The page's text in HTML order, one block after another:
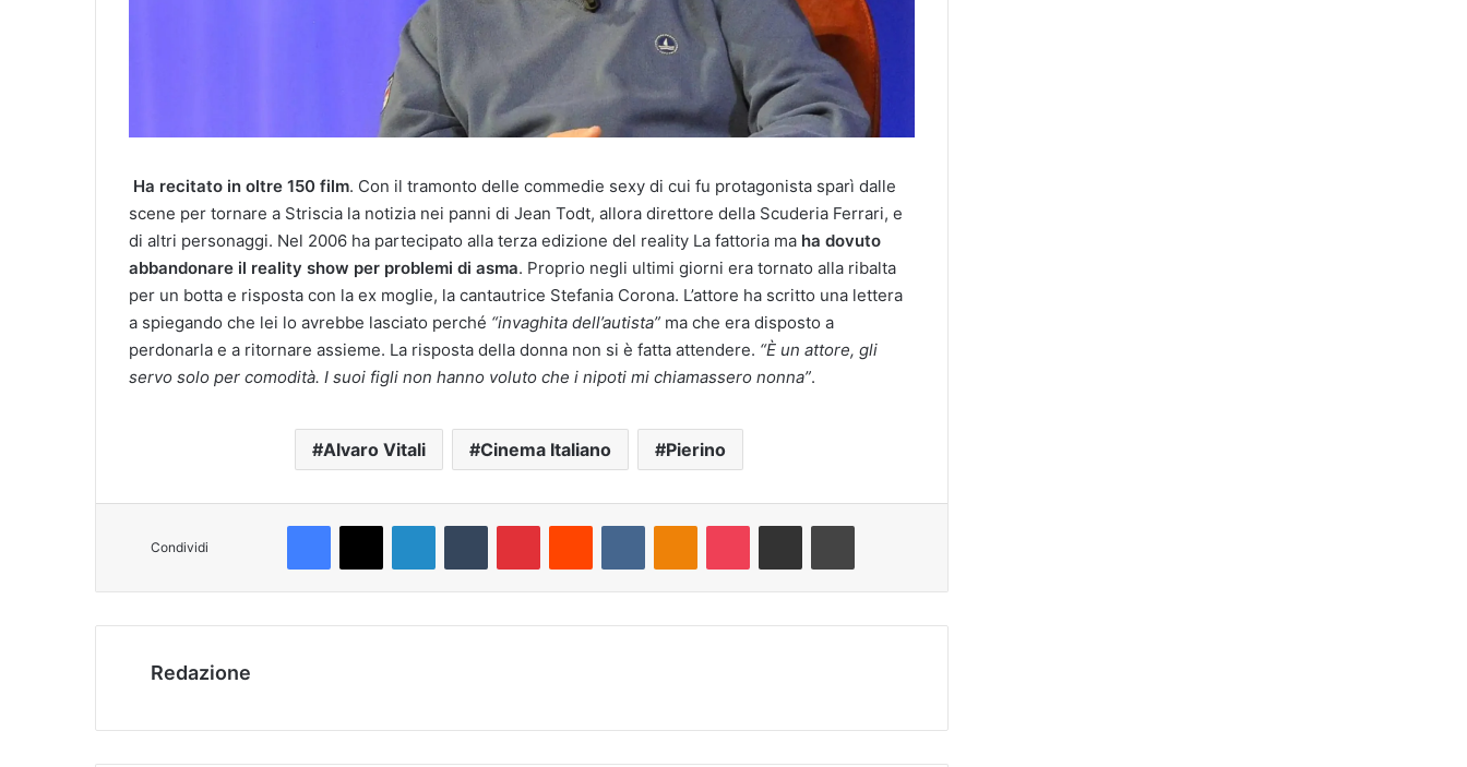
Ha recitato in oltre 150 film. Con il tramonto delle commedie sexy di cui fu protagonista sparì dalle
scene per tornare a Striscia la notizia nei panni di Jean Todt, allora direttore della Scuderia Ferrari, e
di altri personaggi. Nel 2006 ha partecipato alla terza edizione del reality La fattoria ma ha dovuto
abbandonare il reality show per problemi di asma. Proprio negli ultimi giorni era tornato alla ribalta
per un botta e risposta con la ex moglie, la cantautrice Stefania Corona. L’attore ha scritto una lettera
a spiegando che lei lo avrebbe lasciato perché “invaghita dell’autista” ma che era disposto a
perdonarla e a ritornare assieme. La risposta della donna non si è fatta attendere. “È un attore, gli
servo solo per comodità. I suoi figli non hanno voluto che i nipoti mi chiamassero nonna”.
Alvaro Vitali Cinema Italiano Pierino
Condividi
Redazione